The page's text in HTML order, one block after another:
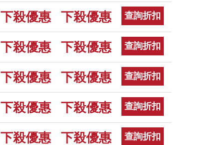
下殺優惠 下殺優惠 查詢折扣
下殺優惠 下殺優惠 查詢折扣
下殺優惠 下殺優惠 查詢折扣
下殺優惠 下殺優惠 查詢折扣
下殺優惠 下殺優惠 查詢折扣